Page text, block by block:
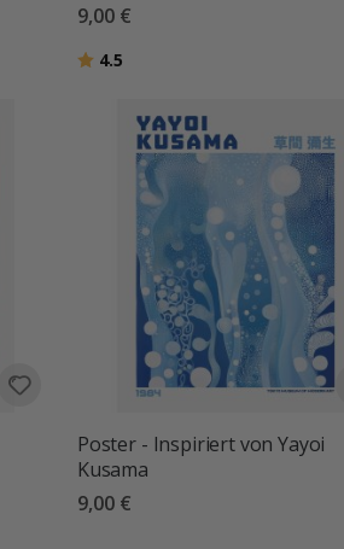
9,00 €
Bewertung:
4.5
Poster - Inspiriert von Yayoi
Kusama
9,00 €